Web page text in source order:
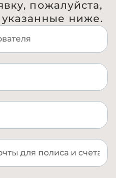
пожалуйста,
ниже.